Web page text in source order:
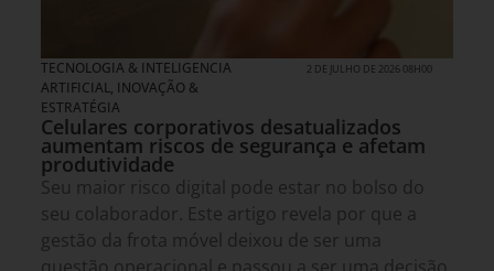
TECNOLOGIA & INTELIGENCIA
ARTIFICIAL, INOVAÇÃO &
ESTRATÉGIA
2 DE JULHO DE 2026 08H00
Celulares corporativos desatualizados
aumentam riscos de segurança e afetam
produtividade
Seu maior risco digital pode estar no bolso do
seu colaborador. Este artigo revela por que a
gestão da frota móvel deixou de ser uma